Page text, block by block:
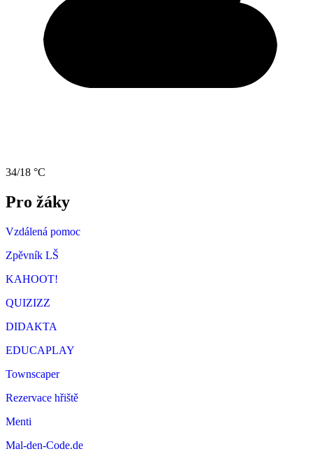
34/18 °C
Pro žáky
Vzdálená pomoc
Zpěvník LŠ
KAHOOT!
QUIZIZZ
DIDAKTA
EDUCAPLAY
Townscaper
Rezervace hřiště
Menti
Mal-den-Code.de